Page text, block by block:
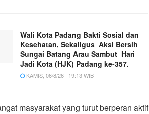
Wali Kota Padang Bakti Sosial dan
Kesehatan, Sekaligus Aksi Bersih
Sungai Batang Arau Sambut Hari
Jadi Kota (HJK) Padang ke-357.
KAMIS, 06/8/26 | 19:13 WIB
masyarakat yang turut berperan aktif